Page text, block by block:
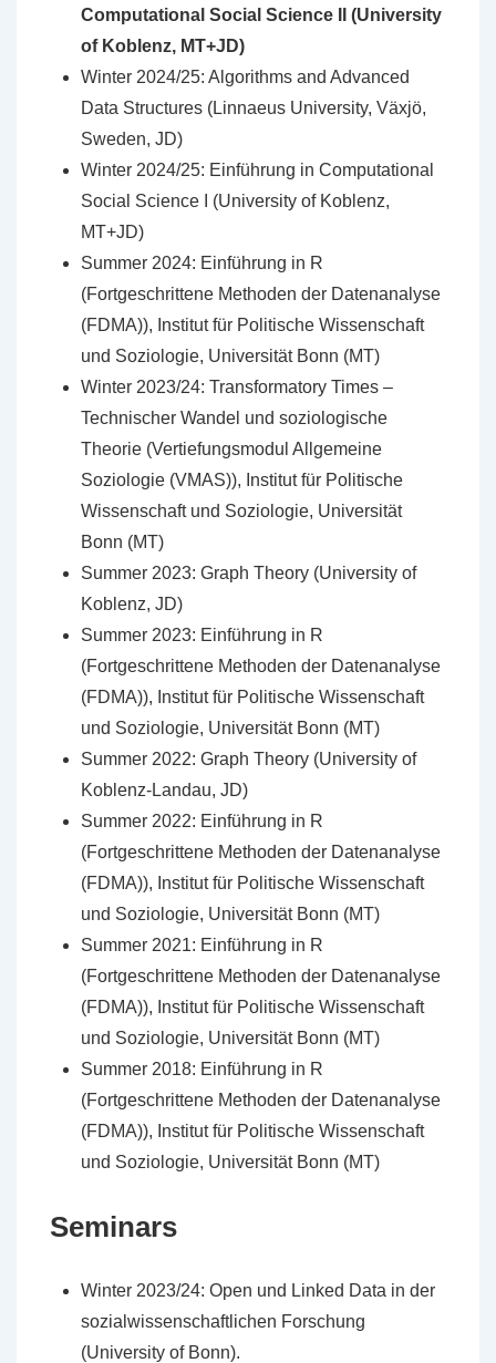
Computational Social Science II (University
of Koblenz, MT+JD)
Winter 2024/25: Algorithms and Advanced
Data Structures (Linnaeus University, Växjö,
Sweden, JD)
Winter 2024/25: Einführung in Computational
Social Science I (University of Koblenz,
MT+JD)
Summer 2024: Einführung in R
(Fortgeschrittene Methoden der Datenanalyse
(FDMA)), Institut für Politische Wissenschaft
und Soziologie, Universität Bonn (MT)
Winter 2023/24: Transformatory Times –
Technischer Wandel und soziologische
Theorie (Vertiefungsmodul Allgemeine
Soziologie (VMAS)), Institut für Politische
Wissenschaft und Soziologie, Universität
Bonn (MT)
Summer 2023: Graph Theory (University of
Koblenz, JD)
Summer 2023: Einführung in R
(Fortgeschrittene Methoden der Datenanalyse
(FDMA)), Institut für Politische Wissenschaft
und Soziologie, Universität Bonn (MT)
Summer 2022: Graph Theory (University of
Koblenz-Landau, JD)
Summer 2022: Einführung in R
(Fortgeschrittene Methoden der Datenanalyse
(FDMA)), Institut für Politische Wissenschaft
und Soziologie, Universität Bonn (MT)
Summer 2021: Einführung in R
(Fortgeschrittene Methoden der Datenanalyse
(FDMA)), Institut für Politische Wissenschaft
und Soziologie, Universität Bonn (MT)
Summer 2018: Einführung in R
(Fortgeschrittene Methoden der Datenanalyse
(FDMA)), Institut für Politische Wissenschaft
und Soziologie, Universität Bonn (MT)
Seminars
Winter 2023/24: Open und Linked Data in der
sozialwissenschaftlichen Forschung
(University of Bonn).